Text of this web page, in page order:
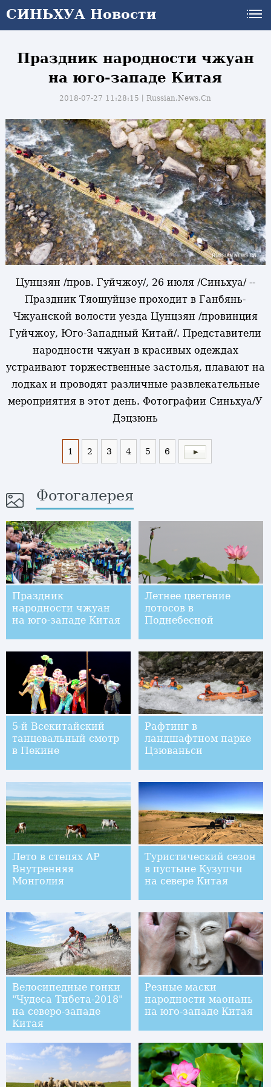
СИНЬХУА Новости
Праздник народности чжуан
на юго-западе Китая
2018-07-27 11:28:15丨Russian.News.Cn
Цунцзян /пров. Гуйчжоу/, 26 июля /Синьхуа/ --
Праздник Тяошуйцзе проходит в Ганбянь-
Чжуанской волости уезда Цунцзян /провинция
Гуйчжоу, Юго-Западный Китай/. Представители
народности чжуан в красивых одеждах
устраивают торжественные застолья, плавают на
лодках и проводят различные развлекательные
мероприятия в этот день. Фотографии Синьхуа/У
Дэцзюнь
1 2 3 4 5 6
Фотогалерея
Праздник
народности чжуан
на юго-западе Китая
Летнее цветение
лотосов в
Поднебесной
5-й Всекитайский
танцевальный смотр
в Пекине
Рафтинг в
ландшафтном парке
Цзюваньси
Лето в степях АР
Внутренняя
Монголия
Туристический сезон
в пустыне Кузупчи
на севере Китая
Велосипедные гонки
"Чудеса Тибета-2018"
на северо-западе
Китая
Резные маски
народности маонань
на юго-западе Китая